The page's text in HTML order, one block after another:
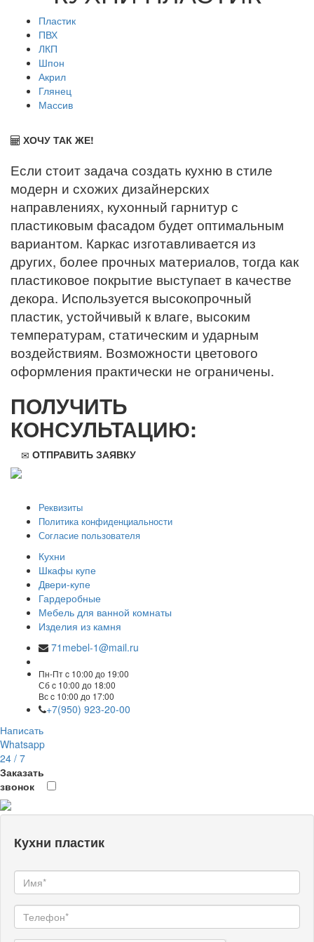
Пластик
ПВХ
ЛКП
Шпон
Акрил
Глянец
Массив
ХОЧУ ТАК ЖЕ!
Если стоит задача создать кухню в стиле
модерн и схожих дизайнерских
направлениях, кухонный гарнитур с
пластиковым фасадом будет оптимальным
вариантом. Каркас изготавливается из
других, более прочных материалов, тогда как
пластиковое покрытие выступает в качестве
декора. Используется высокопрочный
пластик, устойчивый к влаге, высоким
температурам, статическим и ударным
воздействиям. Возможности цветового
оформления практически не ограничены.
ПОЛУЧИТЬ
КОНСУЛЬТАЦИЮ:
ОТПРАВИТЬ ЗАЯВКУ
Реквизиты
Политика конфиденциальности
Согласие пользователя
Кухни
Шкафы купе
Двери-купе
Гардеробные
Мебель для ванной комнаты
Изделия из камня
71mebel-1@mail.ru
Пн-Пт c 10:00 до 19:00
Сб c 10:00 до 18:00
Вс c 10:00 до 17:00
+7(950) 923-20-00
Написать
Whatsapp
24 / 7
Заказать
звонок
Кухни пластик